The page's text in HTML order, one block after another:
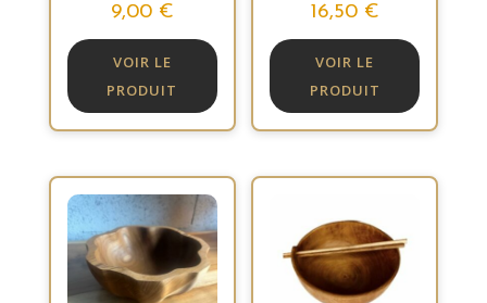
9,00 €
VOIR LE
PRODUIT
16,50 €
VOIR LE
PRODUIT